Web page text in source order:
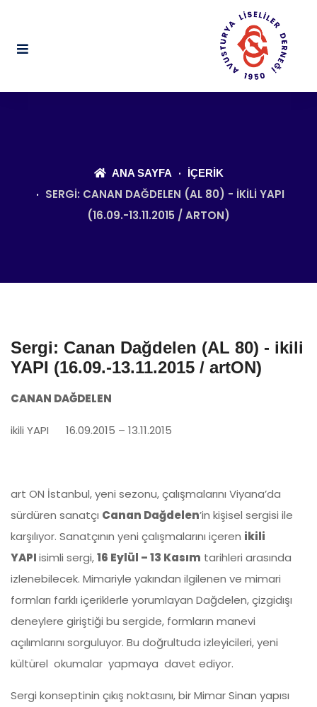
ANA SAYFA İÇERIK
SERGI: CANAN DAĞDELEN (AL 80) - IKILI YAPI
(16.09.-13.11.2015 / ARTON)
Sergi: Canan Dağdelen (AL 80) - ikili
YAPI (16.09.-13.11.2015 / artON)
CANAN DAĞDELEN
ikili YAPI 16.09.2015 – 13.11.2015
art ON İstanbul, yeni sezonu, çalışmalarını Viyana’da
sürdüren sanatçı Canan Dağdelen’in kişisel sergisi ile
karşılıyor. Sanatçının yeni çalışmalarını içeren ikili
YAPIisimli sergi,16 Eylül – 13 Kasım tarihleri arasında
izlenebilecek. Mimariyle yakından ilgilenen ve mimari
formları farklı içeriklerle yorumlayan Dağdelen, çizgidışı
deneylere giriştiği bu sergide, formların manevi
açılımlarını sorguluyor. Bu doğrultuda izleyicileri, yeni
kültürel okumalar yapmaya davet ediyor.
Sergi konseptinin çıkış noktasını, bir Mimar Sinan yapısı